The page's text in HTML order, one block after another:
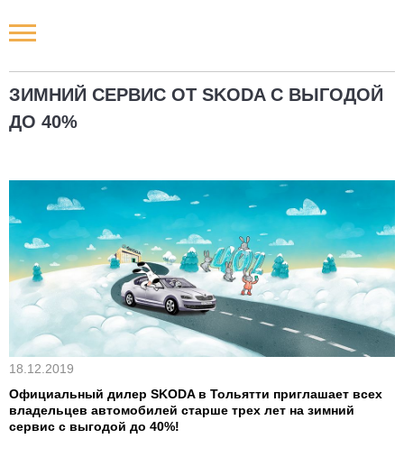
ЗИМНИЙ СЕРВИС ОТ SKODA С ВЫГОДОЙ
ДО 40%
18.12.2019
Официальный дилер SKODA в Тольятти приглашает всех
владельцев автомобилей старше трех лет на зимний
сервис с выгодой до 40%!
Новости РФ
Городские новости
Наши мероприятия
Статьи